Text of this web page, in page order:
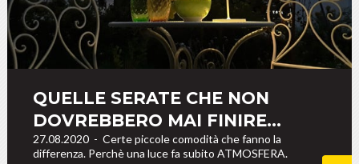
QUELLE SERATE CHE NON
DOVREBBERO MAI FINIRE...
27.08.2020 - Certe piccole comodità che fanno la
differenza. Perchè una luce fa subito ATMOSFERA.